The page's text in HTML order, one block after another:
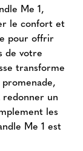
Me 1,
le confort et
pour offrir
de votre
transforme
redonner un
les
Me 1 est